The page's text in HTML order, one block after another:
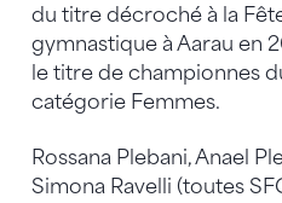
du titre décroché à la
gymnastique à Aarau en
le titre de championnes
catégorie Femmes.
Rossana Plebani, Anael
Simona Ravelli (toutes